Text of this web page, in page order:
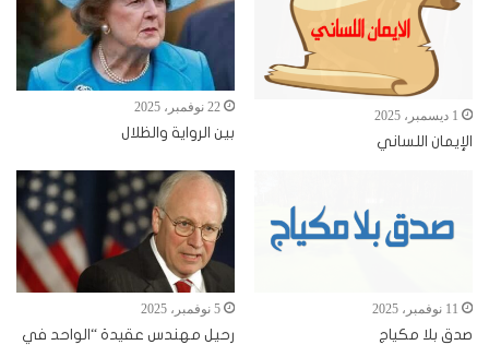
1 ديسمبر، 2025
الإيمان اللساني
22 نوفمبر، 2025
بين الرواية والظلال
11 نوفمبر، 2025
صدق بلا مكياج
5 نوفمبر، 2025
رحيل مهندس عقيدة “الواحد في